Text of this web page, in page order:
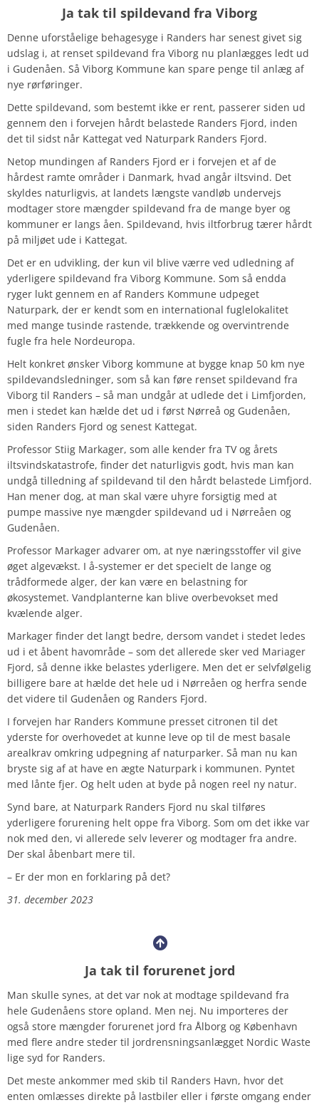
Ja tak til spildevand fra Viborg
Denne uforståelige behagesyge i Randers har senest givet sig
udslag i, at renset spildevand fra Viborg nu planlægges ledt ud
i Gudenåen. Så Viborg Kommune kan spare penge til anlæg af
nye rørføringer.
Dette spildevand, som bestemt ikke er rent, passerer siden ud
gennem den i forvejen hårdt belastede Randers Fjord, inden
det til sidst når Kattegat ved Naturpark Randers Fjord.
Netop mundingen af Randers Fjord er i forvejen et af de
hårdest ramte områder i Danmark, hvad angår iltsvind. Det
skyldes naturligvis, at landets længste vandløb undervejs
modtager store mængder spildevand fra de mange byer og
kommuner er langs åen. Spildevand, hvis iltforbrug tærer hårdt
på miljøet ude i Kattegat.
Det er en udvikling, der kun vil blive værre ved udledning af
yderligere spildevand fra Viborg Kommune. Som så endda
ryger lukt gennem en af Randers Kommune udpeget
Naturpark, der er kendt som en international fuglelokalitet
med mange tusinde rastende, trækkende og overvintrende
fugle fra hele Nordeuropa.
Helt konkret ønsker Viborg kommune at bygge knap 50 km nye
spildevandsledninger, som så kan føre renset spildevand fra
Viborg til Randers – så man undgår at udlede det i Limfjorden,
men i stedet kan hælde det ud i først Nørreå og Gudenåen,
siden Randers Fjord og senest Kattegat.
Professor Stiig Markager, som alle kender fra TV og årets
iltsvindskatastrofe, finder det naturligvis godt, hvis man kan
undgå tilledning af spildevand til den hårdt belastede Limfjord.
Han mener dog, at man skal være uhyre forsigtig med at
pumpe massive nye mængder spildevand ud i Nørreåen og
Gudenåen.
Professor Markager advarer om, at nye næringsstoffer vil give
øget algevækst. I å-systemer er det specielt de lange og
trådformede alger, der kan være en belastning for
økosystemet. Vandplanterne kan blive overbevokset med
kvælende alger.
Markager finder det langt bedre, dersom vandet i stedet ledes
ud i et åbent havområde – som det allerede sker ved Mariager
Fjord, så denne ikke belastes yderligere. Men det er selvfølgelig
billigere bare at hælde det hele ud i Nørreåen og herfra sende
det videre til Gudenåen og Randers Fjord.
I forvejen har Randers Kommune presset citronen til det
yderste for overhovedet at kunne leve op til de mest basale
arealkrav omkring udpegning af naturparker. Så man nu kan
bryste sig af at have en ægte Naturpark i kommunen. Pyntet
med lånte fjer. Og helt uden at byde på nogen reel ny natur.
Synd bare, at Naturpark Randers Fjord nu skal tilføres
yderligere forurening helt oppe fra Viborg. Som om det ikke var
nok med den, vi allerede selv leverer og modtager fra andre.
Der skal åbenbart mere til.
– Er der mon en forklaring på det?
31. december 2023
Ja tak til forurenet jord
Man skulle synes, at det var nok at modtage spildevand fra
hele Gudenåens store opland. Men nej. Nu importeres der
også store mængder forurenet jord fra Ålborg og København
med flere andre steder til jordrensningsanlægget Nordic Waste
lige syd for Randers.
Det meste ankommer med skib til Randers Havn, hvor det
enten omlæsses direkte på lastbiler eller i første omgang ender